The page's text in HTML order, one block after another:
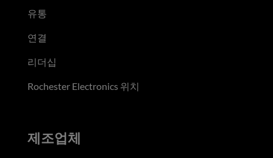
유통
연결
리더십
Rochester Electronics 위치
제조업체